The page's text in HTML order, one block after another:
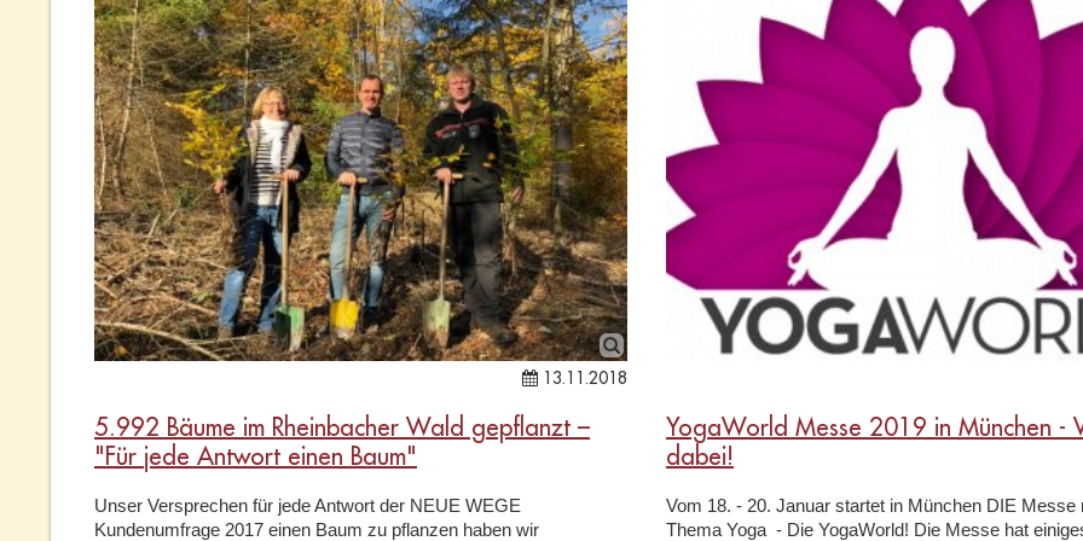
13.11.2018
5.992 Bäume im Rheinbacher Wald gepflanzt –
"Für jede Antwort einen Baum"
Unser Versprechen für jede Antwort der NEUE WEGE
Kundenumfrage 2017 einen Baum zu pflanzen haben wir
YogaWorld Messe 2019 in München -
dabei!
Vom 18. - 20. Januar startet in München DIE Messe
Thema Yoga - Die YogaWorld! Die Messe hat